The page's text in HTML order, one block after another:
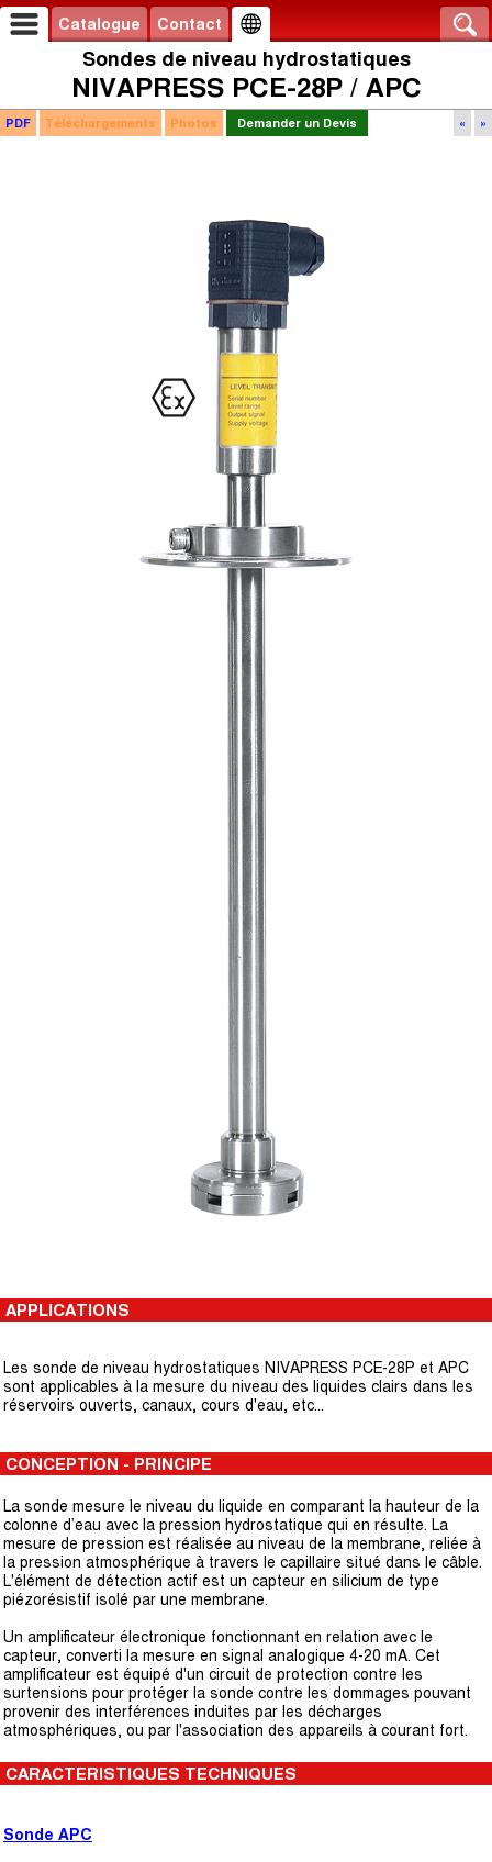
Catalogue Contact
Sondes de niveau hydrostatiques
NIVAPRESS PCE-28P / APC
« »
PDF Téléchargements Photos Demander un Devis
APPLICATIONS
Les sonde de niveau hydrostatiques NIVAPRESS PCE-28P et APC
sont applicables à la mesure du niveau des liquides clairs dans les
réservoirs ouverts, canaux, cours d'eau, etc...
CONCEPTION - PRINCIPE
La sonde mesure le niveau du liquide en comparant la hauteur de la
colonne d’eau avec la pression hydrostatique qui en résulte. La
mesure de pression est réalisée au niveau de la membrane, reliée à
la pression atmosphérique à travers le capillaire situé dans le câble.
L'élément de détection actif est un capteur en silicium de type
piézorésistif isolé par une membrane.
Un amplificateur électronique fonctionnant en relation avec le
capteur, converti la mesure en signal analogique 4-20 mA. Cet
amplificateur est équipé d'un circuit de protection contre les
surtensions pour protéger la sonde contre les dommages pouvant
provenir des interférences induites par les décharges
atmosphériques, ou par l'association des appareils à courant fort.
CARACTERISTIQUES TECHNIQUES
Sonde APC